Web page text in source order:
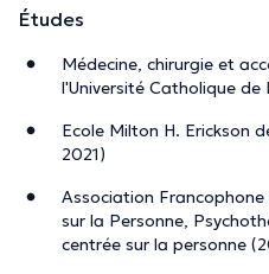
Études
Médecine, chirurgie et
l'Université Catholique de
Ecole Milton H. Erickson
2021)
Association
sur la Personne,
centrée sur la personne